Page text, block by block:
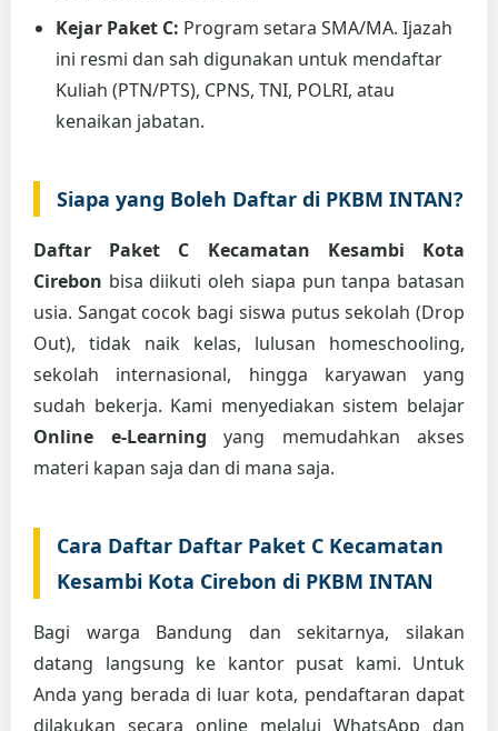
Kejar Paket C: Program setara SMA/MA. Ijazah
ini resmi dan sah digunakan untuk mendaftar
Kuliah (PTN/PTS), CPNS, TNI, POLRI, atau
kenaikan jabatan.
Siapa yang Boleh Daftar di PKBM INTAN?
Daftar Paket C Kecamatan Kesambi Kota
Cirebon bisa diikuti oleh siapa pun tanpa batasan
usia. Sangat cocok bagi siswa putus sekolah (Drop
Out), tidak naik kelas, lulusan homeschooling,
sekolah internasional, hingga karyawan yang
sudah bekerja. Kami menyediakan sistem belajar
Online e-Learning yang memudahkan akses
materi kapan saja dan di mana saja.
Cara Daftar Daftar Paket C Kecamatan
Kesambi Kota Cirebon di PKBM INTAN
Bagi warga Bandung dan sekitarnya, silakan
datang langsung ke kantor pusat kami. Untuk
Anda yang berada di luar kota, pendaftaran dapat
dilakukan secara online melalui WhatsApp dan